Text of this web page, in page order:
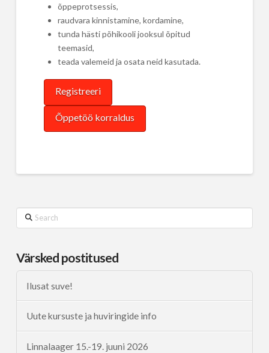
õppeprotsessis,
raudvara kinnistamine, kordamine,
tunda hästi põhikooli jooksul õpitud
teemasid,
teada valemeid ja osata neid kasutada.
Registreeri
Õppetöö korraldus
Search
Värsked postitused
Ilusat suve!
Uute kursuste ja huviringide info
Linnalaager 15.-19. juuni 2026